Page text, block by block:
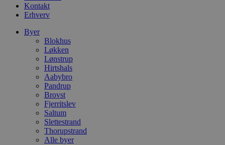
Kontakt
Erhverv
Byer
Blokhus
Løkken
Lønstrup
Hirtshals
Aabybro
Pandrup
Brovst
Fjerritslev
Saltum
Slettestrand
Thorupstrand
Alle byer